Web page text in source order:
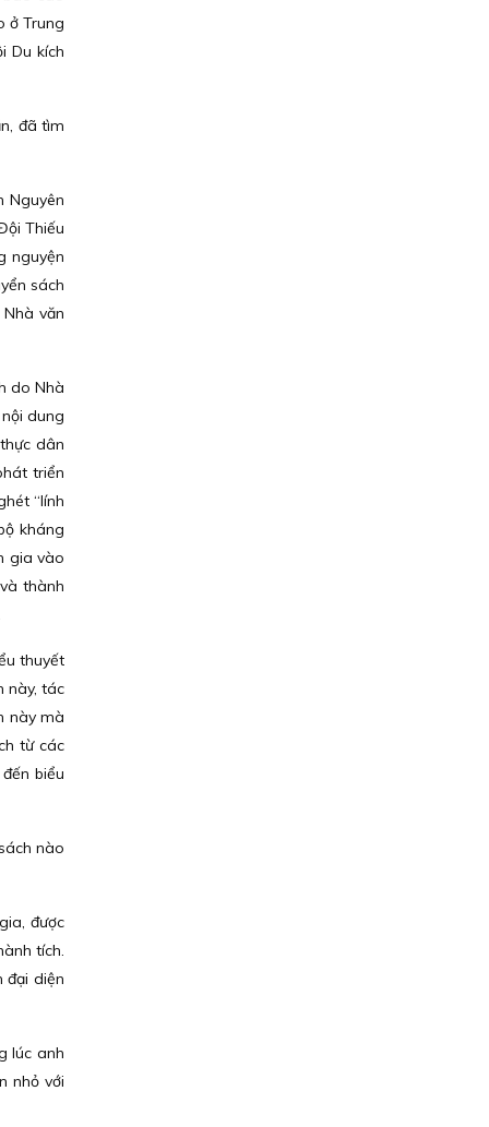
ở Trung
Du kích
đã tìm
Nguyên
Thiếu
nguyện
sách
văn
do Nhà
dung
dân
triển
“lính
kháng
gia vào
thành
thuyết
này, tác
này mà
từ các
biểu
nào
được
tích.
đại diện
lúc anh
nhỏ với